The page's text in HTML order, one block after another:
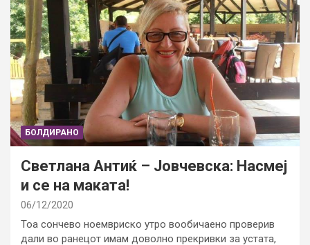
БОЛДИРАНО
Светлана Антиќ – Јовчевска: Насмеј
и се на маката!
06/12/2020
Тоа сончево ноемвриско утро вообичаено проверив
дали во ранецот имам доволно прекривки за устата,